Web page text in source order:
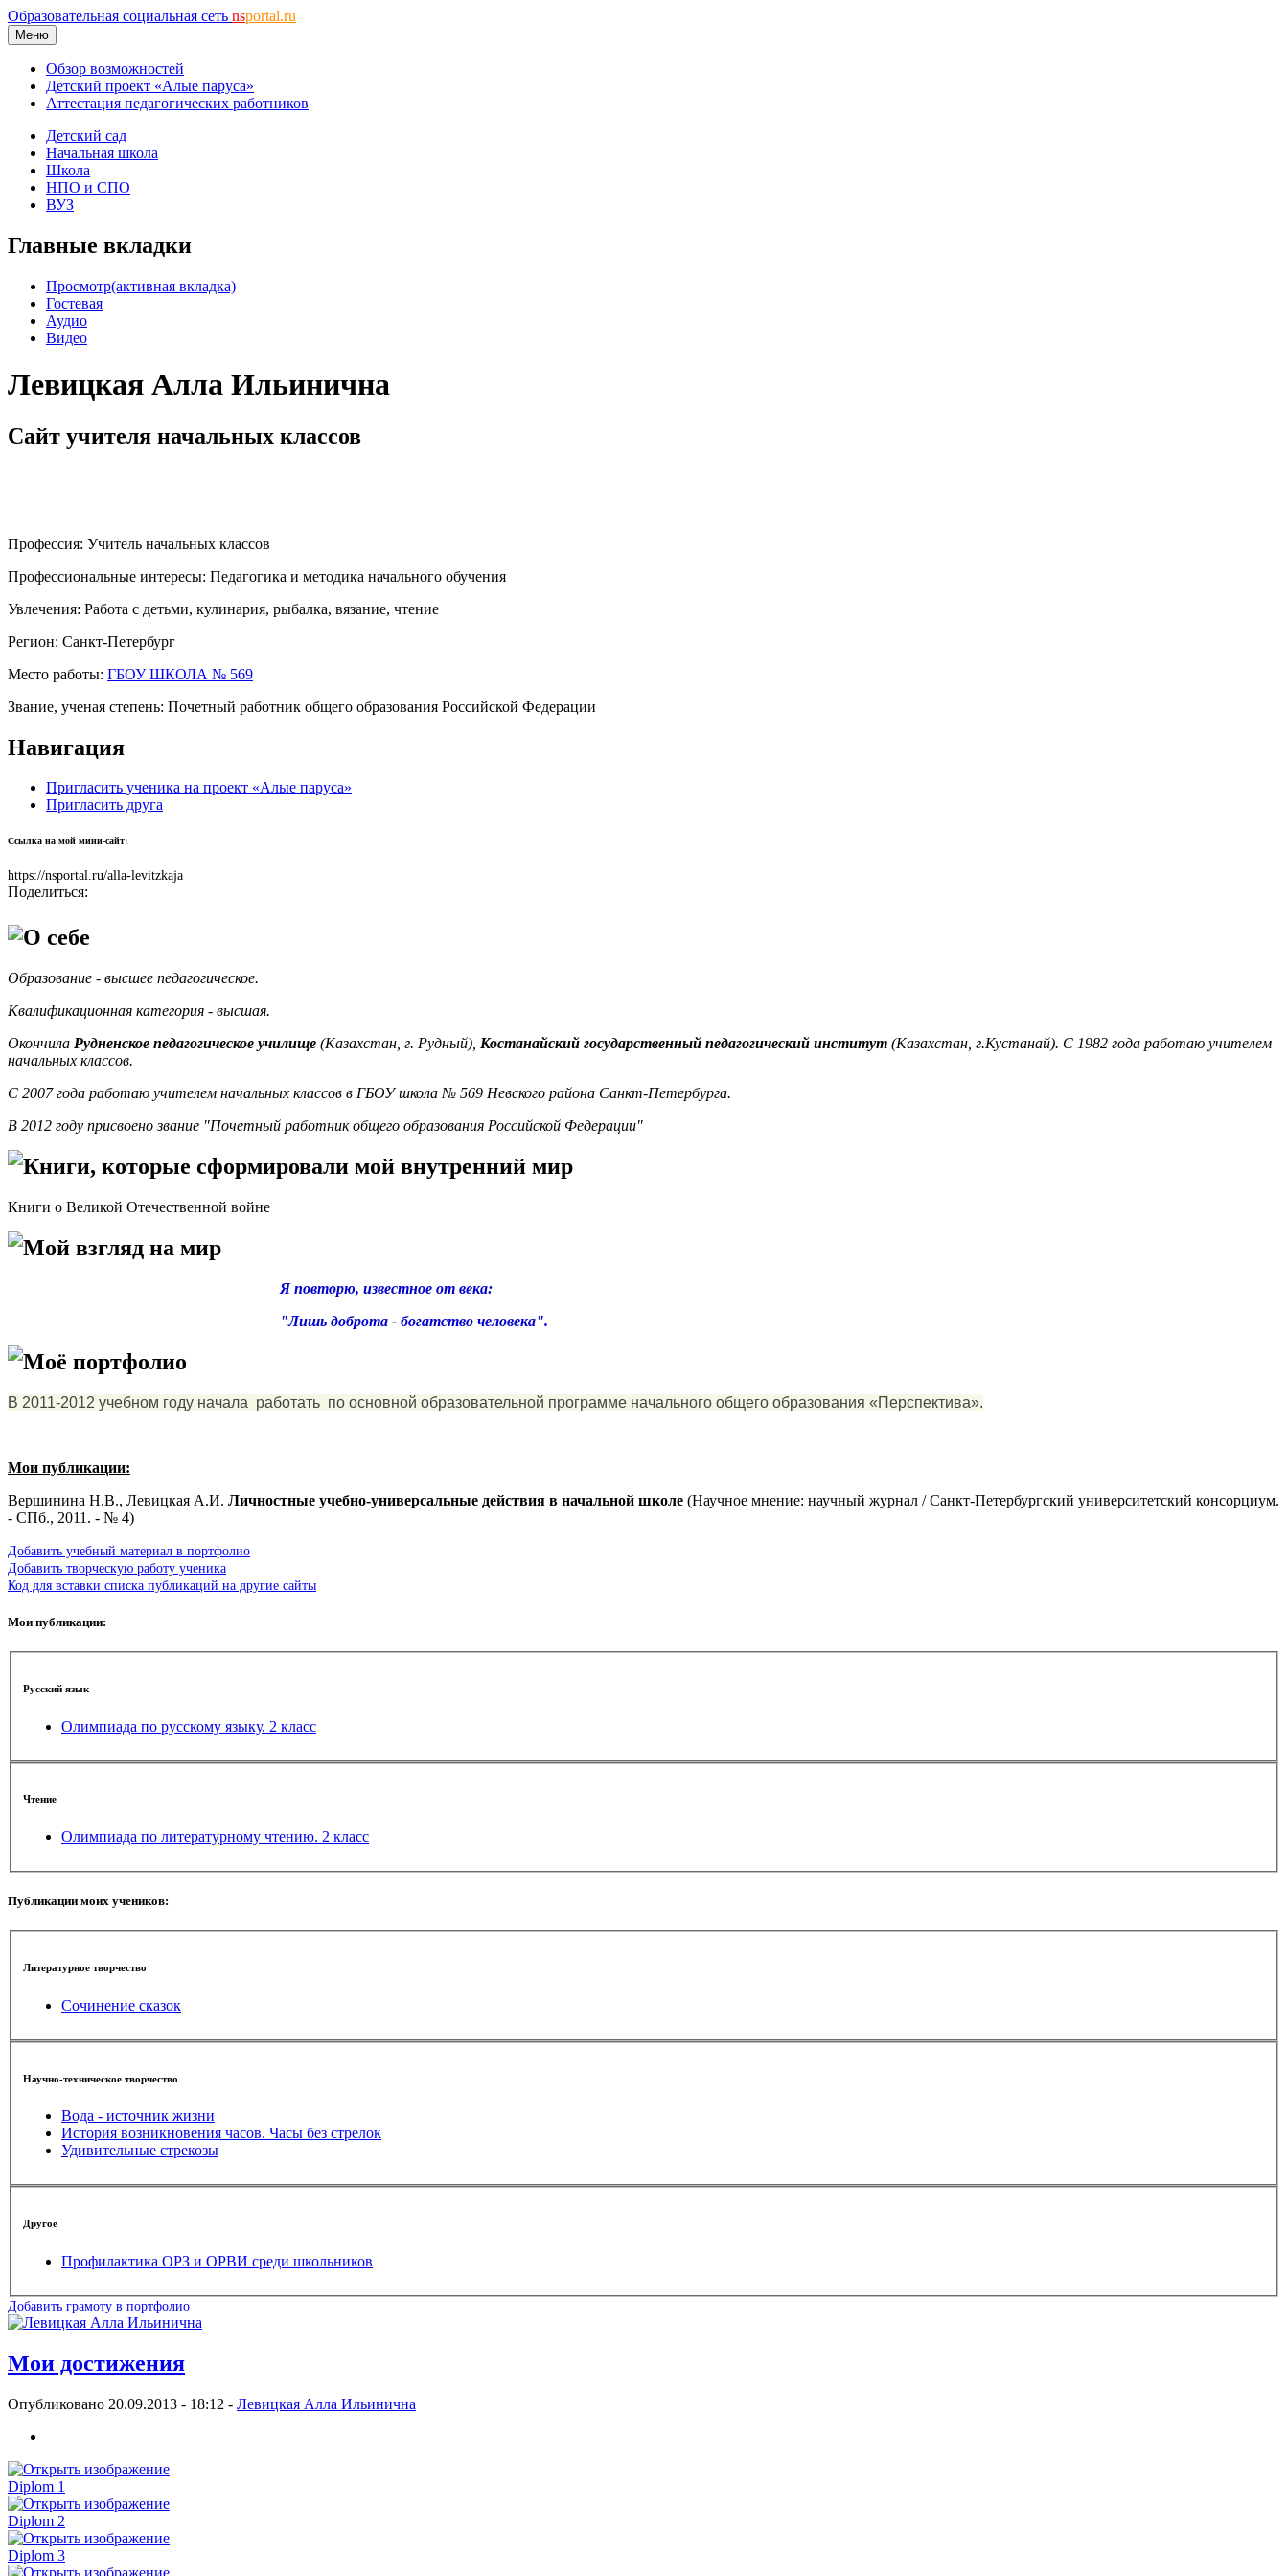
Образовательная социальная сеть nsportal.ru
Меню
Обзор возможностей
Детский проект «Алые паруса»
Аттестация педагогических работников
Детский сад
Начальная школа
Школа
НПО и СПО
ВУЗ
Главные вкладки
Просмотр(активная вкладка)
Гостевая
Аудио
Видео
Левицкая Алла Ильинична
Сайт учителя начальных классов
Профессия: Учитель начальных классов
Профессиональные интересы: Педагогика и методика начального обучения
Увлечения: Работа с детьми, кулинария, рыбалка, вязание, чтение
Регион: Санкт-Петербург
Место работы: ГБОУ ШКОЛА № 569
Звание, ученая степень: Почетный работник общего образования Российской Федерации
Навигация
Пригласить ученика на проект «Алые паруса»
Пригласить друга
Ссылка на мой мини-сайт:
https://nsportal.ru/alla-levitzkaja
Поделиться:
О себе
Образование - высшее педагогическое.
Квалификационная категория - высшая.
Окончила Рудненское педагогическое училище (Казахстан, г. Рудный), Костанайский государственный педагогический институт (Казахстан, г.Кустанай). С 1982 года работаю учителем
начальных классов.
С 2007 года работаю учителем начальных классов в ГБОУ школа № 569 Невского района Санкт-Петербурга.
В 2012 году присвоено звание "Почетный работник общего образования Российской Федерации"
Книги, которые сформировали мой внутренний мир
Книги о Великой Отечественной войне
Мой взгляд на мир
Я повторю, известное от века:
"Лишь доброта - богатство человека".
Моё портфолио
В 2011-2012 учебном году начала работать по основной образовательной программе начального общего образования «Перспектива».
Мои публикации:
Вершинина Н.В., Левицкая А.И. Личностные учебно-универсальные действия в начальной школе (Научное мнение: научный журнал / Санкт-Петербургский университетский консорциум.
- СПб., 2011. - № 4)
Добавить учебный материал в портфолио
Добавить творческую работу ученика
Код для вставки списка публикаций на другие сайты
Мои публикации:
Русский язык
Олимпиада по русскому языку. 2 класс
Чтение
Олимпиада по литературному чтению. 2 класс
Публикации моих учеников:
Литературное творчество
Сочинение сказок
Научно-техническое творчество
Вода - источник жизни
История возникновения часов. Часы без стрелок
Удивительные стрекозы
Другое
Профилактика ОРЗ и ОРВИ среди школьников
Добавить грамоту в портфолио
Мои достижения
Опубликовано 20.09.2013 - 18:12 - Левицкая Алла Ильинична
Diplom 1
Diplom 2
Diplom 3